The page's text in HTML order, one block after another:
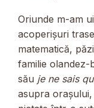
Oriunde m-am
acoperișuri
matematică,
familie
său je ne sais
asupra